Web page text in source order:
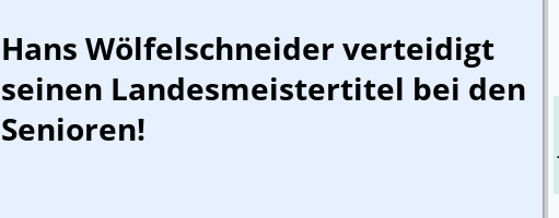
Hans Wölfelschneider verteidigt
seinen Landesmeistertitel bei den
Senioren!